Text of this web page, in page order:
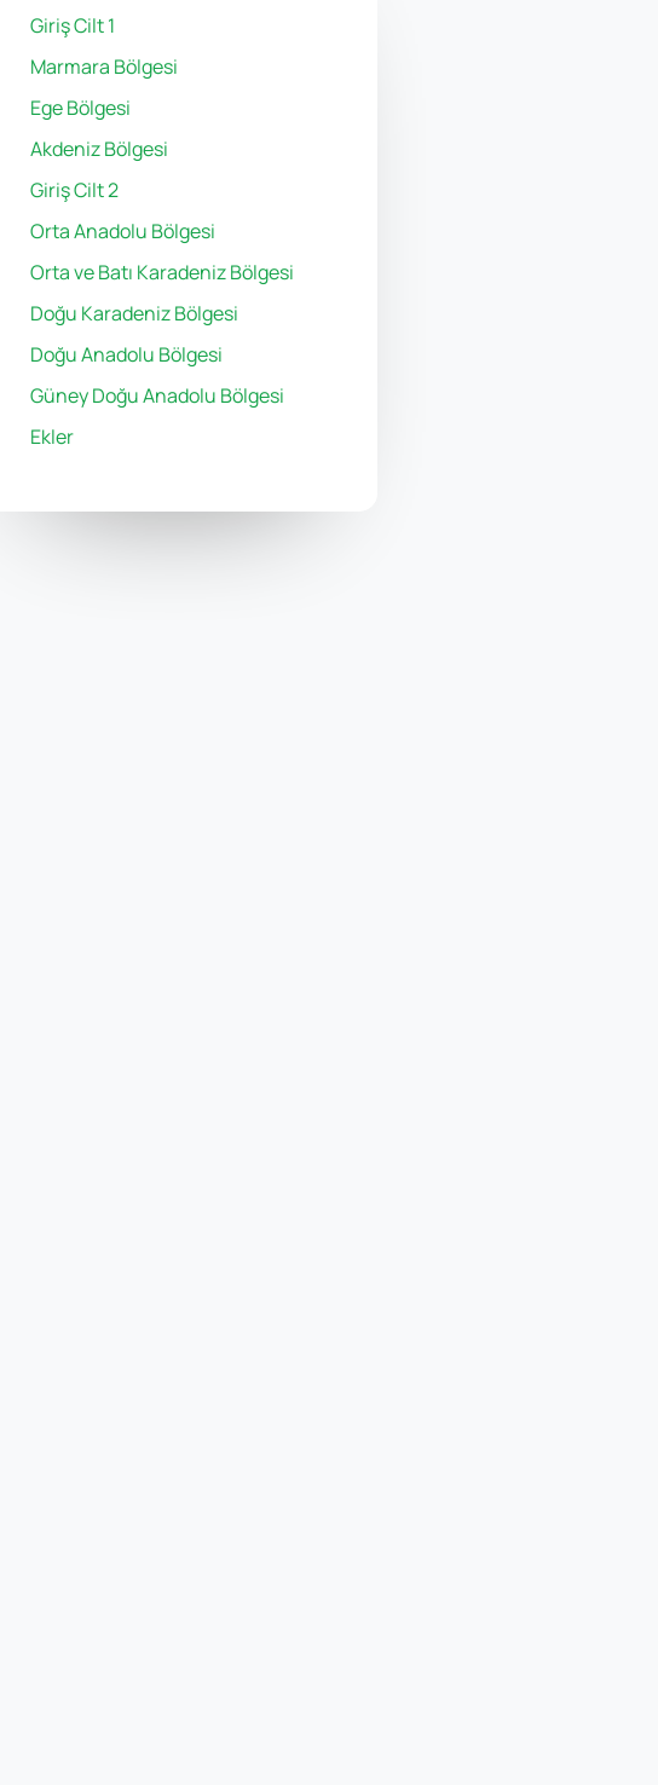
Giriş Cilt 1
Marmara Bölgesi
Ege Bölgesi
Akdeniz Bölgesi
Giriş Cilt 2
Orta Anadolu Bölgesi
Orta ve Batı Karadeniz Bölgesi
Doğu Karadeniz Bölgesi
Doğu Anadolu Bölgesi
Güney Doğu Anadolu Bölgesi
Ekler